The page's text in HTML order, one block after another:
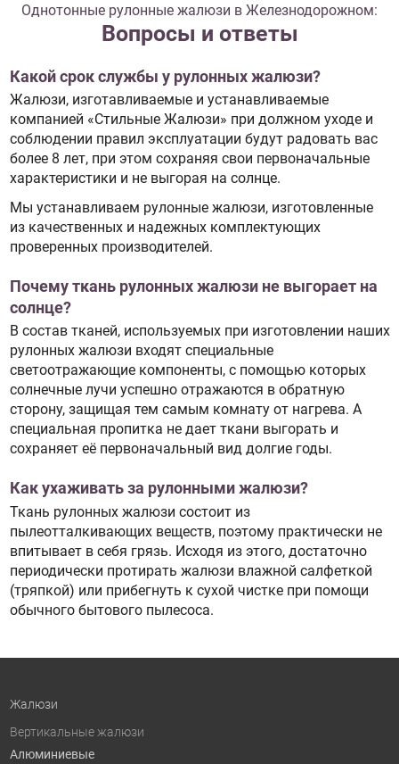
Однотонные рулонные жалюзи в Железнодорожном:
Вопросы и ответы
Какой срок службы у рулонных жалюзи?
Жалюзи, изготавливаемые и устанавливаемые
компанией «Стильные Жалюзи» при должном уходе и
соблюдении правил эксплуатации будут радовать вас
более 8 лет, при этом сохраняя свои первоначальные
характеристики и не выгорая на солнце.
Мы устанавливаем рулонные жалюзи, изготовленные
из качественных и надежных комплектующих
проверенных производителей.
Почему ткань рулонных жалюзи не выгорает на
солнце?
В состав тканей, используемых при изготовлении наших
рулонных жалюзи входят специальные
светоотражающие компоненты, с помощью которых
солнечные лучи успешно отражаются в обратную
сторону, защищая тем самым комнату от нагрева. А
специальная пропитка не дает ткани выгорать и
сохраняет её первоначальный вид долгие годы.
Как ухаживать за рулонными жалюзи?
Ткань рулонных жалюзи состоит из
пылеотталкивающих веществ, поэтому практически не
впитывает в себя грязь. Исходя из этого, достаточно
периодически протирать жалюзи влажной салфеткой
(тряпкой) или прибегнуть к сухой чистке при помощи
обычного бытового пылесоса.
Жалюзи
Вертикальные жалюзи
Алюминиевые